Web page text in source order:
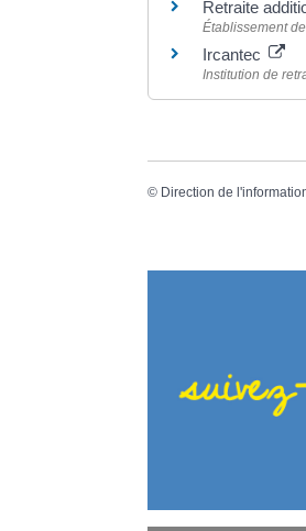
Retraite
Établissement
Ircantec
Institution de
© Direction de